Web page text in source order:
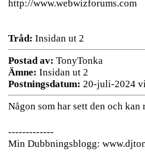
http://www.webwizforums.com
Tråd: Insidan ut 2
Postad av: TonyTonka
Ämne: Insidan ut 2
Postningsdatum: 20-juli-2024
Någon som har sett den och kan
-------------
Min Dubbningsblogg: